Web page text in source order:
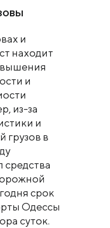
и
находит
и
из-за
и
грузов в
срок
Одессы
суток.